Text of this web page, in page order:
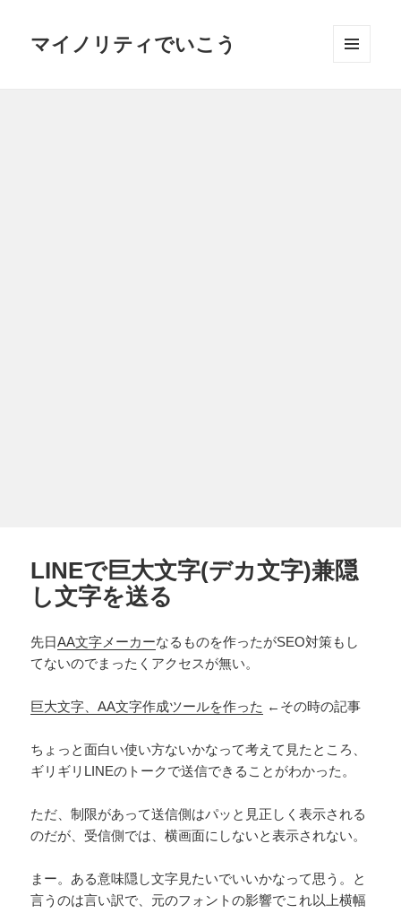
マイノリティでいこう
LINEで巨大文字(デカ文字)兼隠
し文字を送る
先日AA文字メーカーなるものを作ったがSEO対策もし
てないのでまったくアクセスが無い。
巨大文字、AA文字作成ツールを作った ←その時の記事
ちょっと面白い使い方ないかなって考えて見たところ、
ギリギリLINEのトークで送信できることがわかった。
ただ、制限があって送信側はパッと見正しく表示される
のだが、受信側では、横画面にしないと表示されない。
まー。ある意味隠し文字見たいでいいかなって思う。と
言うのは言い訳で、元のフォントの影響でこれ以上横幅